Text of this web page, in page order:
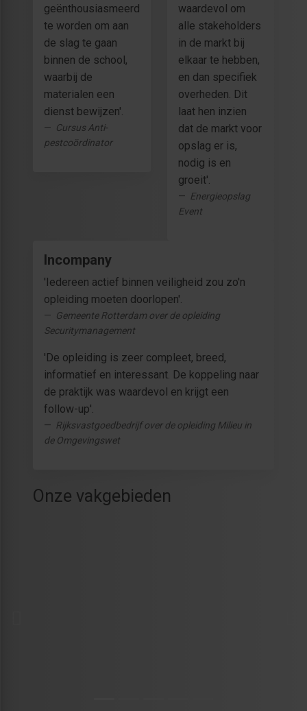
geënthousiasmeerd
te worden om aan
de slag te gaan
binnen de school,
waarbij de
materialen een
dienst bewijzen'.
Cursus Anti-
pestcoördinator
waardevol om
alle stakeholders
in de markt bij
elkaar te hebben,
en dan specifiek
overheden. Dit
laat hen inzien
dat de markt voor
opslag er is,
nodig is en
groeit'.
Energieopslag
Event
Incompany
'Iedereen actief binnen veiligheid zou zo'n
opleiding moeten doorlopen'.
Gemeente Rotterdam over de opleiding
Securitymanagement
'De opleiding is zeer compleet, breed,
informatief en interessant. De koppeling naar
de praktijk was waardevol en krijgt een
follow-up'.
Rijksvastgoedbedrijf over de opleiding Milieu in
de Omgevingswet
Onze vakgebieden